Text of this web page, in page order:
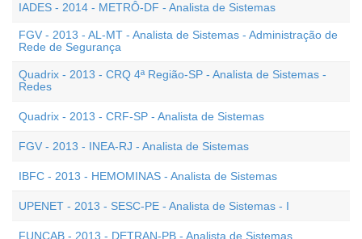
IADES - 2014 - METRÔ-DF - Analista de Sistemas
FGV - 2013 - AL-MT - Analista de Sistemas - Administração de
Rede de Segurança
Quadrix - 2013 - CRQ 4ª Região-SP - Analista de Sistemas -
Redes
Quadrix - 2013 - CRF-SP - Analista de Sistemas
FGV - 2013 - INEA-RJ - Analista de Sistemas
IBFC - 2013 - HEMOMINAS - Analista de Sistemas
UPENET - 2013 - SESC-PE - Analista de Sistemas - I
FUNCAB - 2013 - DETRAN-PB - Analista de Sistemas